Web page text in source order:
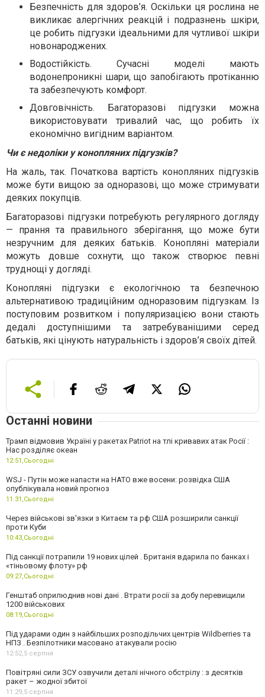
Безпечність для здоров’я. Оскільки ця рослина не
викликає алергічних реакцій і подразнень шкіри,
це робить підгузки ідеальними для чутливої шкіри
новонароджених.
Водостійкість. Сучасні моделі мають
водонепроникні шари, що запобігають протіканню
та забезпечують комфорт.
Довговічність. Багаторазові підгузки можна
використовувати тривалий час, що робить їх
економічно вигідним варіантом.
Чи є недоліки у конопляних підгузків?
На жаль, так. Початкова вартість конопляних підгузків
може бути вищою за одноразові, що може стримувати
деяких покупців.
Багаторазові підгузки потребують регулярного догляду
— прання та правильного зберігання, що може бути
незручним для деяких батьків. Конопляні матеріали
можуть довше сохнути, що також створює певні
труднощі у догляді.
Конопляні підгузки є екологічною та безпечною
альтернативою традиційним одноразовим підгузкам. Із
поступовим розвитком і популяризацією вони стають
дедалі доступнішими та затребуванішими серед
батьків, які цінують натуральність і здоров’я своїх дітей.
Останні новини
Трамп відмовив Україні у ракетах Patriot на тлі кривавих атак Росії :
Нас розділяє океан
12:51, Сьогодні
WSJ - Путін може напасти на НАТО вже восени: розвідка США
опублікувала новий прогноз
11:31, Сьогодні
Через військові зв'язки з Китаєм та рф США розширили санкції
проти Куби
10:43, Сьогодні
Під санкції потрапили 19 нових цілей . Британія вдарила по банках і
«тіньовому флоту» рф
09:27, Сьогодні
Генштаб оприлюднив нові дані . Втрати росії за добу перевищили
1200 військових
08:19, Сьогодні
Під ударами один з найбільших розподільчих центрів Wildberries та
НПЗ . Безпілотники масовано атакували росію
12:52, 5 серпня
Повітряні сили ЗСУ озвучили деталі нічного обстрілу : з десятків
ракет – жодної збитої
11:29, 5 серпня